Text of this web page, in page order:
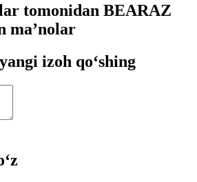
tomonidan BEARAZ
ma’nolar
izoh qo‘shing